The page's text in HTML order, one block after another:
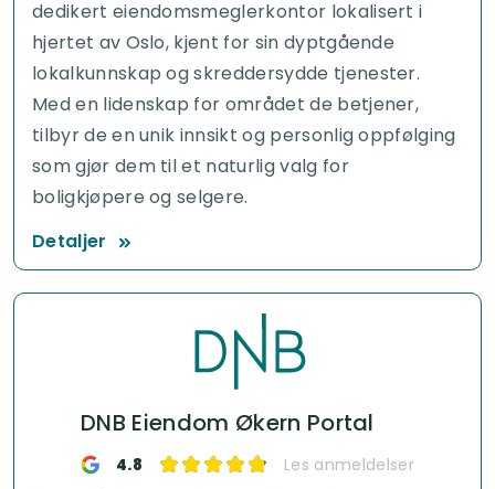
dedikert eiendomsmeglerkontor lokalisert i
hjertet av Oslo, kjent for sin dyptgående
lokalkunnskap og skreddersydde tjenester.
Med en lidenskap for området de betjener,
tilbyr de en unik innsikt og personlig oppfølging
som gjør dem til et naturlig valg for
boligkjøpere og selgere.
Detaljer
DNB Eiendom Økern Portal
4.8 Les anmeldelser